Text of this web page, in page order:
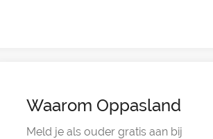
Waarom Oppasland
Meld je als ouder gratis aan bij